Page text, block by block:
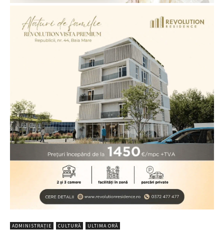
ADMINISTRAȚIE CULTURĂ ULTIMA ORĂ